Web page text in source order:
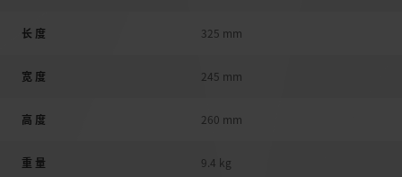
长度 325 mm
宽度 245 mm
高度 260 mm
重量 9.4 kg